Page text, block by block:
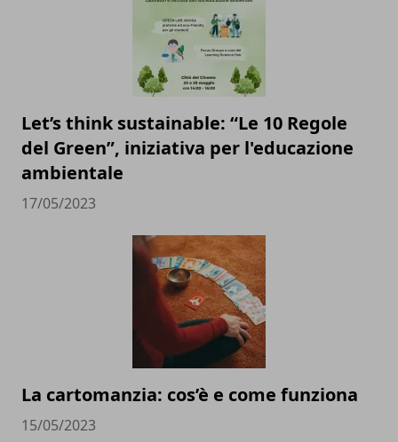
Let’s think sustainable: “Le 10 Regole
del Green”, iniziativa per l'educazione
ambientale
17/05/2023
La cartomanzia: cos’è e come funziona
15/05/2023